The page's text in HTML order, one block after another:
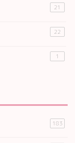
21
22
1
183